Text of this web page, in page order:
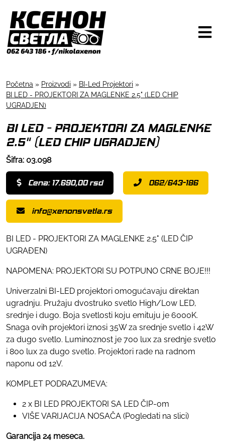
Početna » Proizvodi » BI-Led Projektori »
BI LED - PROJEKTORI ZA MAGLENKE 2.5" (LED CHIP
UGRADJEN)
BI LED - PROJEKTORI ZA MAGLENKE
2.5" (LED CHIP UGRADJEN)
Šifra: 03.098
Cena: 17.690,00 rsd 062/643-186
info@xenonsvetla.rs
BI LED - PROJEKTORI ZA MAGLENKE 2.5" (LED ČIP
UGRAĐEN)
NAPOMENA: PROJEKTORI SU POTPUNO CRNE BOJE!!!
Univerzalni BI-LED projektori omogućavaju direktan
ugradnju. Pružaju dvostruko svetlo High/Low LED,
srednje i dugo. Boja svetlosti koju emituju je 6000K.
Snaga ovih projektori iznosi 35W za srednje svetlo i 42W
za dugo svetlo. Luminoznost je 700 lux za srednje svetlo
i 800 lux za dugo svetlo. Projektori rade na radnom
naponu od 12V.
KOMPLET PODRAZUMEVA:
2 x BI LED PROJEKTORI SA LED ČIP-om
VIŠE VARIJACIJA NOSAČA (Pogledati na slici)
Garancija 24 meseca.